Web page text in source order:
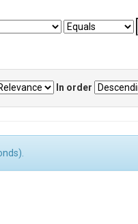
In order